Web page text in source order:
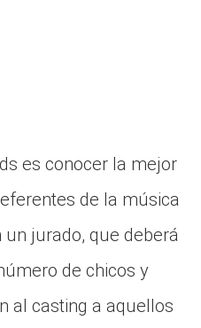
es conocer la mejor
de la música
jurado, que deberá
de chicos y
al casting a aquellos